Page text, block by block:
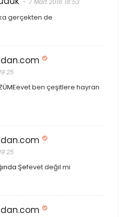
7 Mart 2016 18:53
gerçekten de
evet ben çeşitlere hayran
Şefevet değil mi